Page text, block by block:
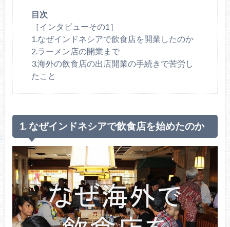
目次
［インタビューその1］
1.なぜインドネシアで飲食店を開業したのか
2.ラーメン店の開業まで
3.海外の飲食店の出店開業の手続きで苦労し
たこと
1. なぜインドネシアで飲食店を始めたのか